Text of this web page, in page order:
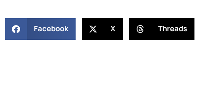
Facebook X Threads